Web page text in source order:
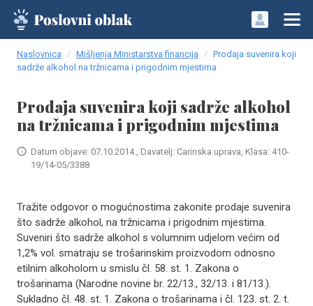
Naslovnica Mišljenja Ministarstva financija
Prodaja suvenira koji
sadrže alkohol na tržnicama i prigodnim mjestima
Prodaja suvenira koji sadrže alkohol
na tržnicama i prigodnim mjestima
Datum objave: 07.10.2014., Davatelj: Carinska uprava, Klasa: 410-
19/14-05/3388
Tražite odgovor o mogućnostima zakonite prodaje suvenira
što sadrže alkohol, na tržnicama i prigodnim mjestima.
Suveniri što sadrže alkohol s volumnim udjelom većim od
1,2% vol. smatraju se trošarinskim proizvodom odnosno
etilnim alkoholom u smislu čl. 58. st. 1. Zakona o
trošarinama (Narodne novine br. 22/13., 32/13. i 81/13.).
Sukladno čl. 48. st. 1. Zakona o trošarinama i čl. 123. st. 2. t.